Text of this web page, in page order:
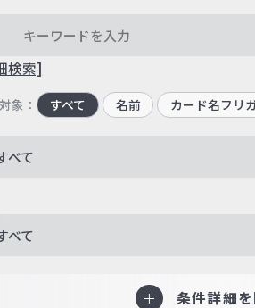
検索]
象： すべて 名前 カード名フリ
べて
べて
条件詳細を